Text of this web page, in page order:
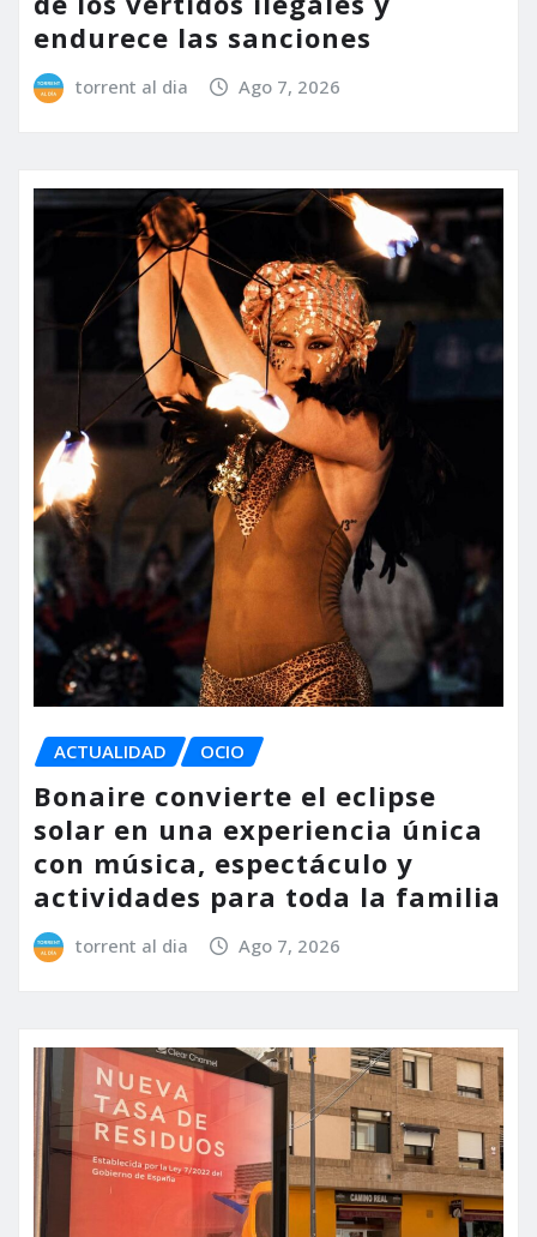
endurece las sanciones
torrent al dia Ago 7, 2026
ACTUALIDAD OCIO
Bonaire convierte el eclipse
solar en una experiencia única
con música, espectáculo y
actividades para toda la familia
torrent al dia Ago 7, 2026